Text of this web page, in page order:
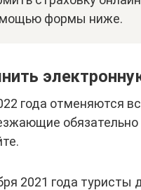
формы ниже.
года отменяются
2021 года туристы